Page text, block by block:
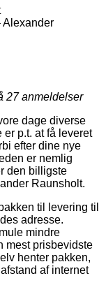
Alexander
27anmeldelser
dage diverse
er p.t. at få leveret
efter dine nye
er nemlig
den billigste
Raunsholt.
til levering til
adresse.
mindre
mest prisbevidste
henter pakken,
af internet